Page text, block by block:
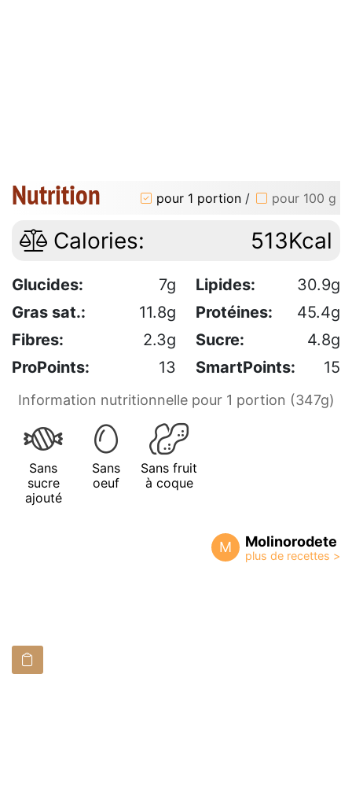
Nutrition pour 1 portion / pour 100 g
Calories: 513Kcal
Glucides: 7g Lipides:
30.9g
Gras sat.:
11.8g Protéines:
45.4g
Fibres:
2.3g Sucre:
4.8g
ProPoints:
13 SmartPoints: 15
Information nutritionnelle pour 1 portion (347g)
Sans
sucre
ajouté
Sans
oeuf
Sans fruit
à coque
M Molinorodete